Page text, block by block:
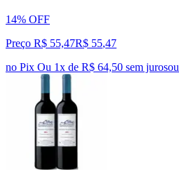
14% OFF
Preço R$ 55,47R$ 55,47
no Pix Ou 1x de R$ 64,50 sem jurosou